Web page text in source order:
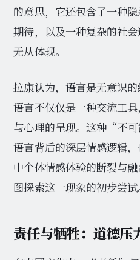
的意思，它还包含了一种
期待，以及一种复杂的社
无从体现。
拉康认为，语言是无意识的
语言不仅仅是一种交流工
与心理的呈现。这种“不
语言背后的深层情感逻辑
中个体情感体验的断裂与
图探索这一现象的初步尝试
责任与牺牲：道德压